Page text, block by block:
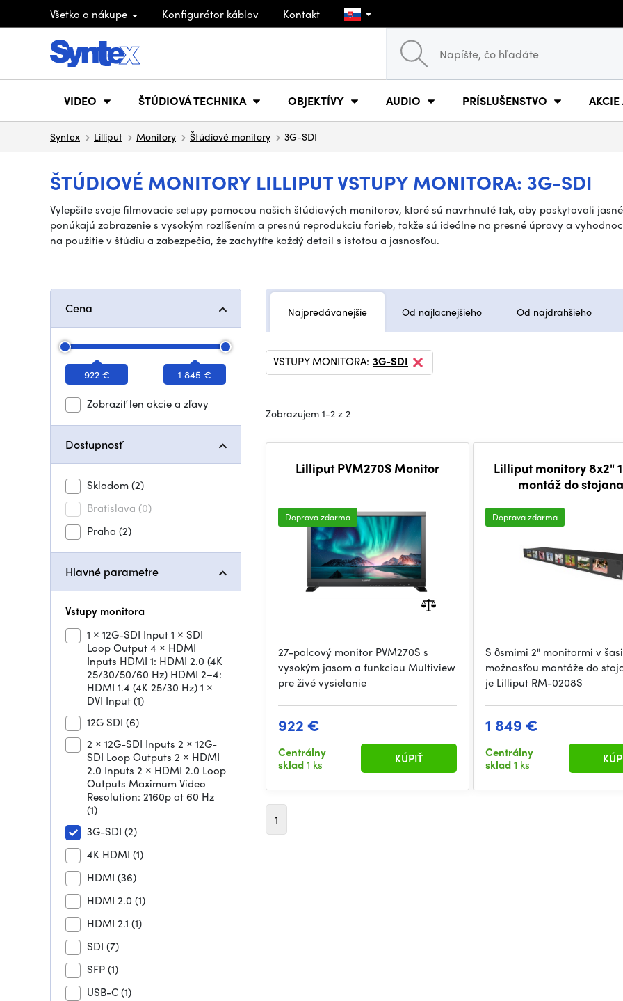
Všetko o nákupe Konfigurátor káblov Kontakt
VIDEO ŠTÚDIOVÁ TECHNIKA OBJEKTÍVY AUDIO PRÍSLUŠENSTVO
Syntex Lilliput Monitory Štúdiové monitory 3G-SDI
ŠTÚDIOVÉ MONITORY LILLIPUT VSTUPY MONITORA: 3G-SDI
Vylepšite svoje filmovacie setupy pomocou našich štúdiových monitorov, ktoré sú navrhnuté tak, aby poskytovali
ponúkajú zobrazenie s vysokým rozlíšením a presnú reprodukciu farieb, takže sú ideálne na presné úpravy a
na použitie v štúdiu a zabezpečia, že zachytíte každý detail s istotou a jasnosťou.
Cena
922 € 1 845 €
Zobraziť len akcie a zľavy
Dostupnosť
Skladom(2)
Bratislava (0)
Praha (2)
Hlavné parametre
Vstupy monitora
1 × 12G-SDI Input 1 × SDI
Loop Output 4 × HDMI
Inputs HDMI 1: HDMI 2.0 (4K
25/30/50/60 Hz) HDMI 2–4:
HDMI 1.4 (4K 25/30 Hz) 1 ×
DVI Input(1)
12G SDI (6)
2 × 12G-SDI Inputs 2 × 12G-
SDI Loop Outputs 2 × HDMI
2.0 Inputs 2 × HDMI 2.0 Loop
Outputs Maximum Video
Resolution: 2160p at 60 Hz
(1)
3G-SDI (2)
4K HDMI (1)
HDMI (36)
HDMI 2.0 (1)
HDMI 2.1 (1)
SDI (7)
SFP(1)
USB-C(1)
Najpredávanejšie Od najlacnejšieho Od najdrahšieho
VSTUPY MONITORA: 3G-SDI
Zobrazujem 1-2 z 2
Lilliput PVM270S Monitor
Doprava zdarma
27-palcový monitor PVM270S s
vysokým jasom a funkciou Multiview
pre živé vysielanie
922 €
Centrálny
sklad1 ks KÚPIŤ
Lilliput monitory 8x2"
montáž do
pretaktovaním
Doprava zdarma
S ôsmimi 2" monitormi v
možnosťou montáže do
je Lilliput RM-0208S
1 849 €
Centrálny
sklad1 ks
1